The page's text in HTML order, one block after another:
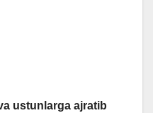
ustunlarga ajratib